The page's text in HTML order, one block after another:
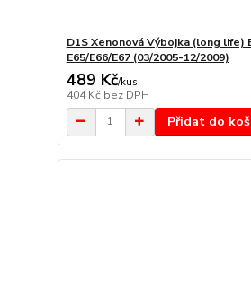
D1S Xenonová Výbojka (long life)
E65/E66/E67 (03/2005-12/2009)
489 Kč/kus
404 Kč bez DPH
Přidat do